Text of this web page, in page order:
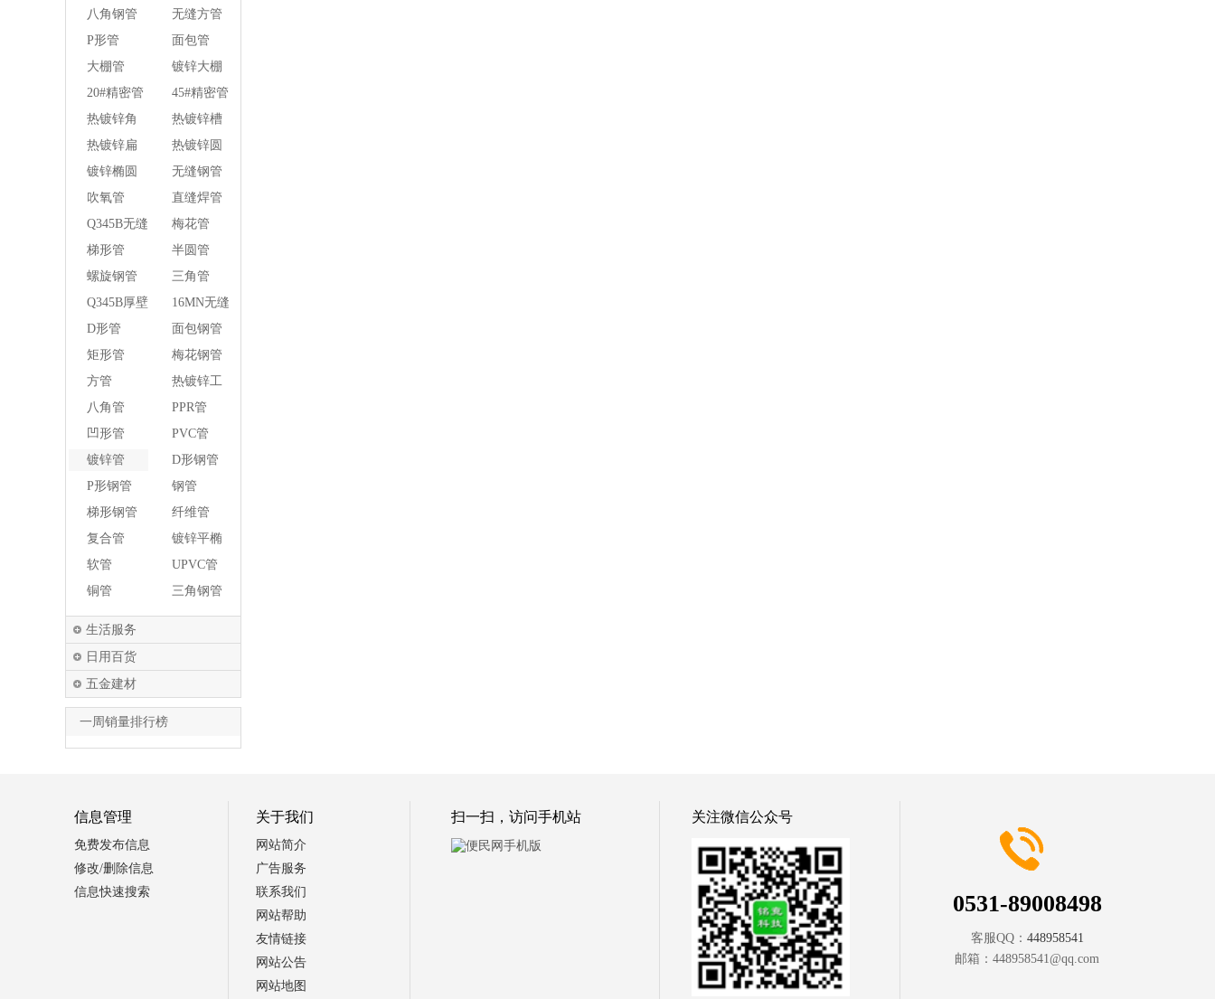
八角钢管
无缝方管
P形管
面包管
大棚管
镀锌大棚
管
20#精密管
45#精密管
热镀锌角
钢
热镀锌槽
钢
热镀锌扁
钢
热镀锌圆
钢
镀锌椭圆
管
无缝钢管
吹氧管
直缝焊管
Q345B无缝
钢管
梅花管
梯形管
半圆管
螺旋钢管
三角管
Q345B厚壁
方管
16MN无缝
钢管
D形管
面包钢管
矩形管
梅花钢管
方管
热镀锌工
字钢异径
八角管
PPR管
凹形管
PVC管
镀锌管
D形钢管
P形钢管
钢管
梯形钢管
纤维管
复合管
镀锌平椭
圆管
软管
UPVC管
铜管
三角钢管
生活服务
日用百货
五金建材
一周销量排行榜
信息管理
免费发布信息
修改/删除信息
信息快速搜索
关于我们
网站简介
广告服务
联系我们
网站帮助
友情链接
网站公告
网站地图
扫一扫，访问手机站 关注微信公众号
0531-89008498
客服QQ： 448958541
邮箱： 448958541@qq.com